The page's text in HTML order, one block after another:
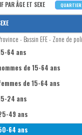
PAR ÂGE ET SEXE QUARTIER
- Bassin EFE - Zone de
des 15-64 ans
des hommes de
des femmes de
des 15-24 ans
des 25-49 ans
des 50-64 ans
- Bassin EFE - Zone de
64 ans
de 15-64 ans
de 15-64 ans
24 ans
49 ans
64 ans